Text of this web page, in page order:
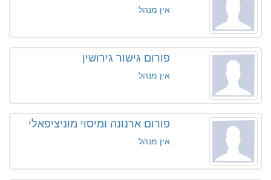
אין מנהל
פורום גישור גירושין
אין מנהל
פורום ארנונה ומיסוי מוניציפאלי
אין מנהל